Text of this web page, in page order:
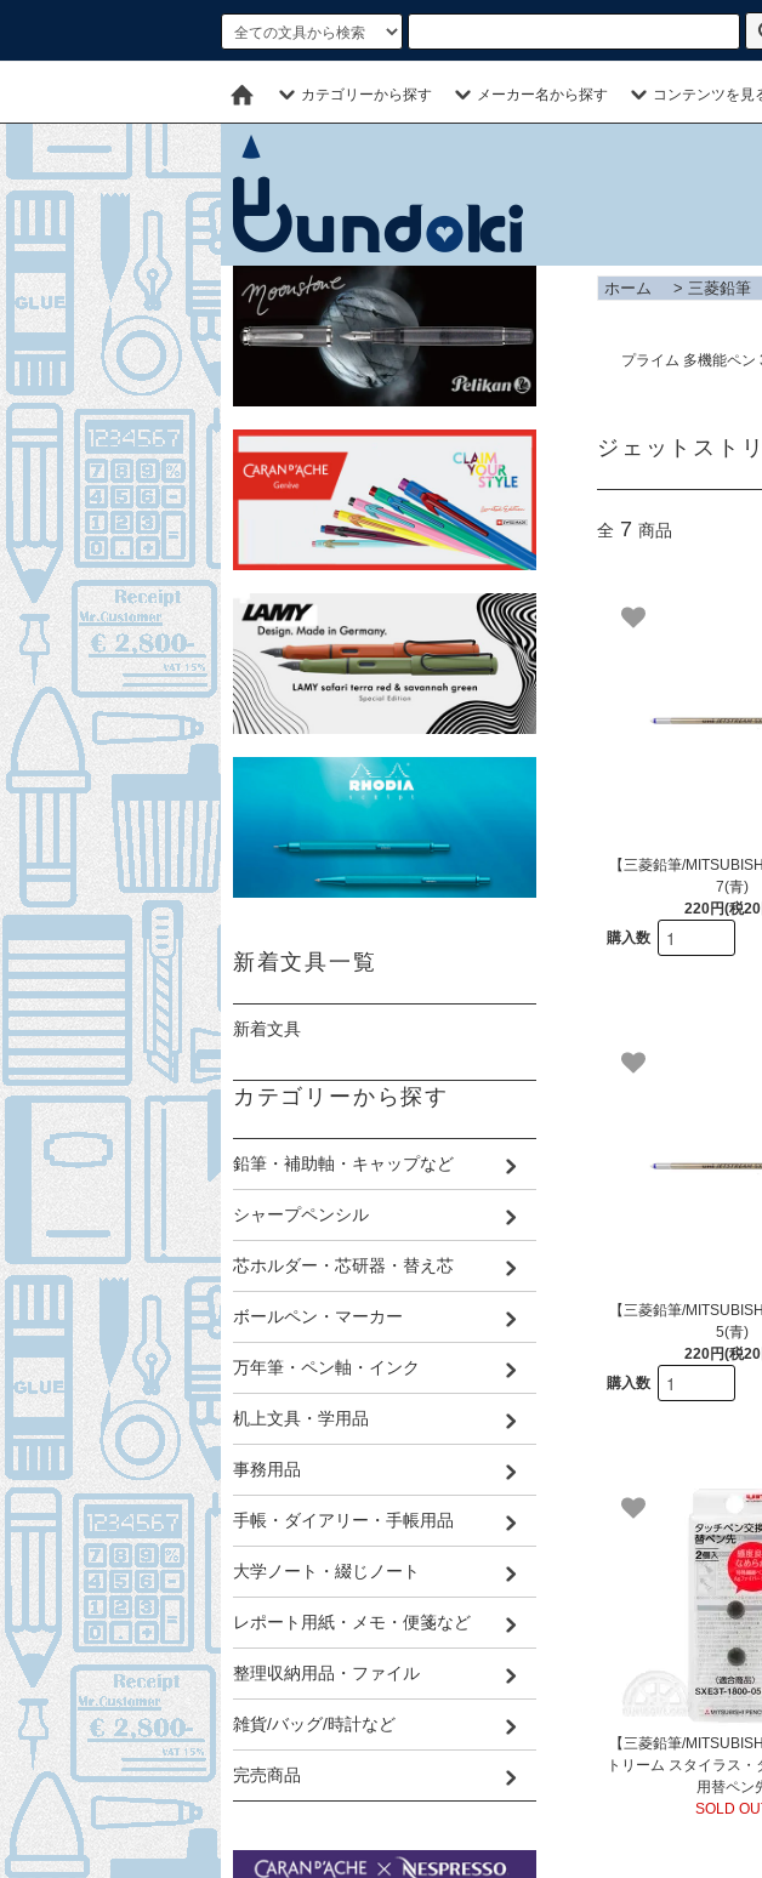
カテゴリーから探す メーカー名から探す コンテンツを見
ホーム > 三菱鉛筆
プライム 多機能ペン
ジェットスト
全 7 商品
【三菱鉛筆/
7(青)
220円(税
購入数
【三菱鉛筆/
5(青)
220円(税
購入数
【三菱鉛筆/
トリーム スタイラス
用替ペン
SOLD
新着文具一覧
新着文具
カテゴリーから探す
鉛筆・補助軸・キャップなど
シャープペンシル
芯ホルダー・芯研器・替え芯
ボールペン・マーカー
万年筆・ペン軸・インク
机上文具・学用品
事務用品
手帳・ダイアリー・手帳用品
大学ノート・綴じノート
レポート用紙・メモ・便箋など
整理収納用品・ファイル
雑貨/バッグ/時計など
完売商品